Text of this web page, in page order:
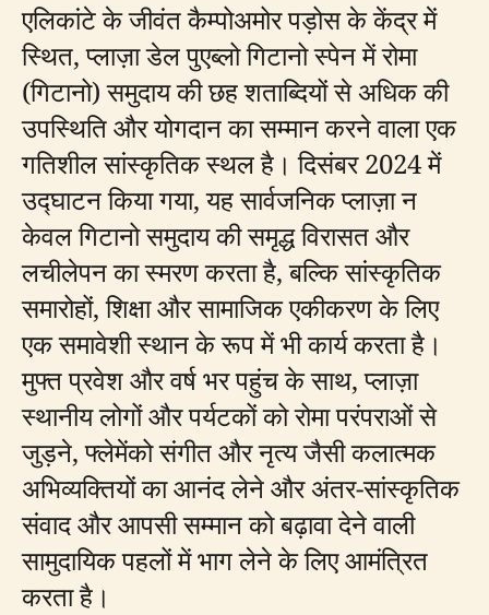
एलिकांटे के जीवंत कैम्पोअमोर पड़ोस के केंद्र में
स्थित, प्लाज़ा डेल पुएब्लो गिटानो स्पेन में रोमा
(गिटानो) समुदाय की छह शताब्दियों से अधिक की
उपस्थिति और योगदान का सम्मान करने वाला एक
गतिशील सांस्कृतिक स्थल है। दिसंबर 2024 में
उद्घाटन किया गया, यह सार्वजनिक प्लाज़ा न
केवल गिटानो समुदाय की समृद्ध विरासत और
लचीलेपन का स्मरण करता है, बल्कि सांस्कृतिक
समारोहों, शिक्षा और सामाजिक एकीकरण के लिए
एक समावेशी स्थान के रूप में भी कार्य करता है।
मुफ्त प्रवेश और वर्ष भर पहुंच के साथ, प्लाज़ा
स्थानीय लोगों और पर्यटकों को रोमा परंपराओं से
जुड़ने, फ्लेमेंको संगीत और नृत्य जैसी कलात्मक
अभिव्यक्तियों का आनंद लेने और अंतर-सांस्कृतिक
संवाद और आपसी सम्मान को बढ़ावा देने वाली
सामुदायिक पहलों में भाग लेने के लिए आमंत्रित
करता है।